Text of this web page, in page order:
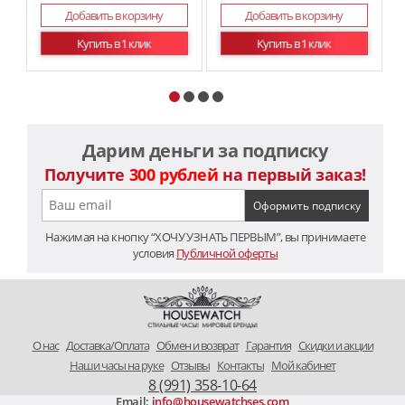
Добавить в корзину
Купить в 1 клик
Добавить в корзину
Купить в 1 клик
Дарим деньги за подписку
Получите 300 рублей на первый заказ!
Нажимая на кнопку “ХОЧУ УЗНАТЬ ПЕРВЫМ”, вы принимаете
условия Публичной оферты
O нас Доставка/Оплата Обмен и возврат Гарантия Скидки и акции
Наши часы на руке Отзывы Контакты Мой кабинет
8 (991) 358-10-64
Email: info@housewatchses.com